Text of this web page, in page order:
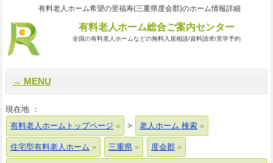
有料老人ホーム希望の里福寿(三重県度会郡)のホーム情報詳細
有料老人ホーム総合ご案内センター
全国の有料老人ホームなどの無料入居相談/資料請求/見学予約
MENU
現在地 ：
有料老人ホームトップページ
> 老人ホーム 検索
住宅型有料老人ホーム 三重県 度会郡